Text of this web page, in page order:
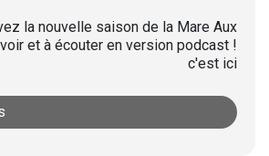
la nouvelle saison de la Mare Aux
et à écouter en version podcast !
c'est ici